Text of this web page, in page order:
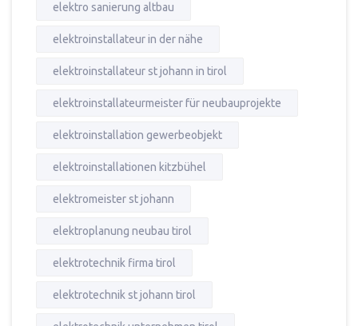
elektro sanierung altbau
elektroinstallateur in der nähe
elektroinstallateur st johann in tirol
elektroinstallateurmeister für neubauprojekte
elektroinstallation gewerbeobjekt
elektroinstallationen kitzbühel
elektromeister st johann
elektroplanung neubau tirol
elektrotechnik firma tirol
elektrotechnik st johann tirol